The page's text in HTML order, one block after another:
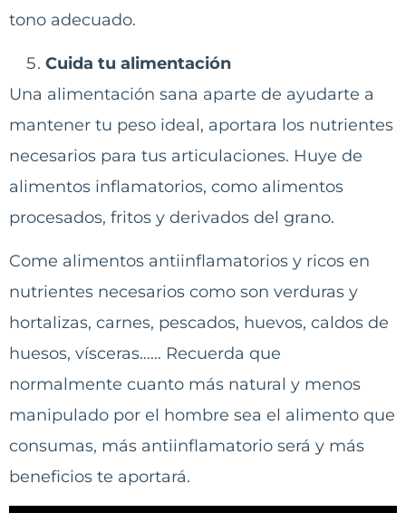
tono adecuado.
Cuida tu alimentación
Una alimentación sana aparte de ayudarte a
mantener tu peso ideal, aportara los nutrientes
necesarios para tus articulaciones. Huye de
alimentos inflamatorios, como alimentos
procesados, fritos y derivados del grano.
Come alimentos antiinflamatorios y ricos en
nutrientes necesarios como son verduras y
hortalizas, carnes, pescados, huevos, caldos de
huesos, vísceras…… Recuerda que
normalmente cuanto más natural y menos
manipulado por el hombre sea el alimento que
consumas, más antiinflamatorio será y más
beneficios te aportará.